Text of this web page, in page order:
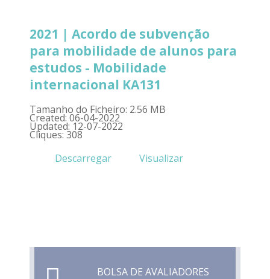
2021 | Acordo de subvenção
para mobilidade de alunos para
estudos - Mobilidade
internacional KA131
Tamanho do Ficheiro: 2.56 MB
Created: 06-04-2022
Updated: 12-07-2022
Cliques: 308
Descarregar
Visualizar
BOLSA DE AVALIADORES